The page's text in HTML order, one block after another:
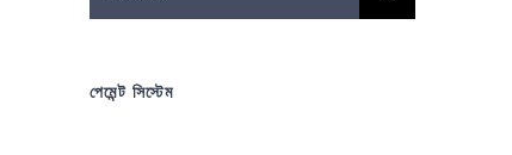
for:
পেমেন্ট সিস্টেম